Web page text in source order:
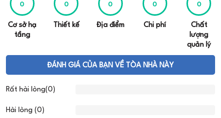
0
Cơ sở hạ
tầng
0
Thiết kế
0
Địa điểm
0
Chi phí
0
Chất
lượng
quản lý
ĐÁNH GIÁ CỦA BẠN VỀ TÒA NHÀ NÀY
Rất hài lòng(0)
Hài lòng (0)